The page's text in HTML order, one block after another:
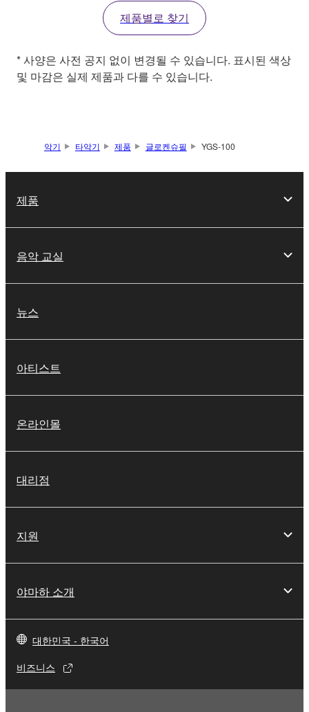
제품별로 찾기
* 사양은 사전 공지 없이 변경될 수 있습니다. 표시된 색상
및 마감은 실제 제품과 다를 수 있습니다.
악기 타악기 제품 글로켄슈필 YGS-100
제품
음악 교실
뉴스
아티스트
온라인몰
대리점
지원
야마하 소개
대한민국 - 한국어
비즈니스